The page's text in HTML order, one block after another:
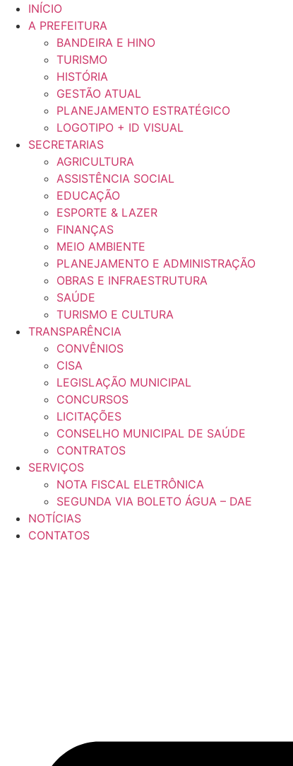
para
conteúdo
INÍCIO
A PREFEITURA
BANDEIRA E HINO
TURISMO
HISTÓRIA
GESTÃO ATUAL
PLANEJAMENTO ESTRATÉGICO
LOGOTIPO + ID VISUAL
SECRETARIAS
AGRICULTURA
ASSISTÊNCIA SOCIAL
EDUCAÇÃO
ESPORTE & LAZER
FINANÇAS
MEIO AMBIENTE
PLANEJAMENTO E ADMINISTRAÇÃO
OBRAS E INFRAESTRUTURA
SAÚDE
TURISMO E CULTURA
TRANSPARÊNCIA
CONVÊNIOS
CISA
LEGISLAÇÃO MUNICIPAL
CONCURSOS
LICITAÇÕES
CONSELHO MUNICIPAL DE SAÚDE
CONTRATOS
SERVIÇOS
NOTA FISCAL ELETRÔNICA
SEGUNDA VIA BOLETO ÁGUA – DAE
NOTÍCIAS
CONTATOS